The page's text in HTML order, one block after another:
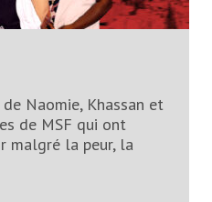
Naomie, Khassan et
de MSF qui ont
malgré la peur, la